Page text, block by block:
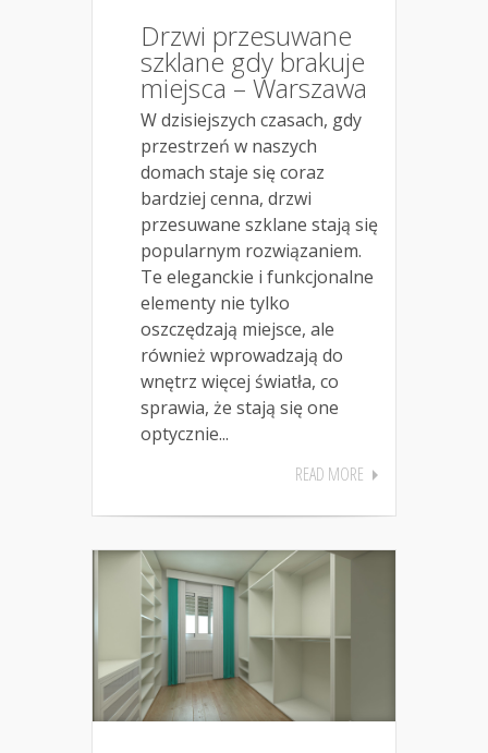
Drzwi przesuwane
szklane gdy brakuje
miejsca – Warszawa
W dzisiejszych czasach, gdy
przestrzeń w naszych
domach staje się coraz
bardziej cenna, drzwi
przesuwane szklane stają się
popularnym rozwiązaniem.
Te eleganckie i funkcjonalne
elementy nie tylko
oszczędzają miejsce, ale
również wprowadzają do
wnętrz więcej światła, co
sprawia, że stają się one
optycznie...
READ MORE